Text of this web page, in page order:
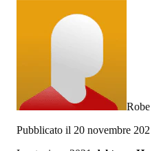
Pubblicato il 20 novembre